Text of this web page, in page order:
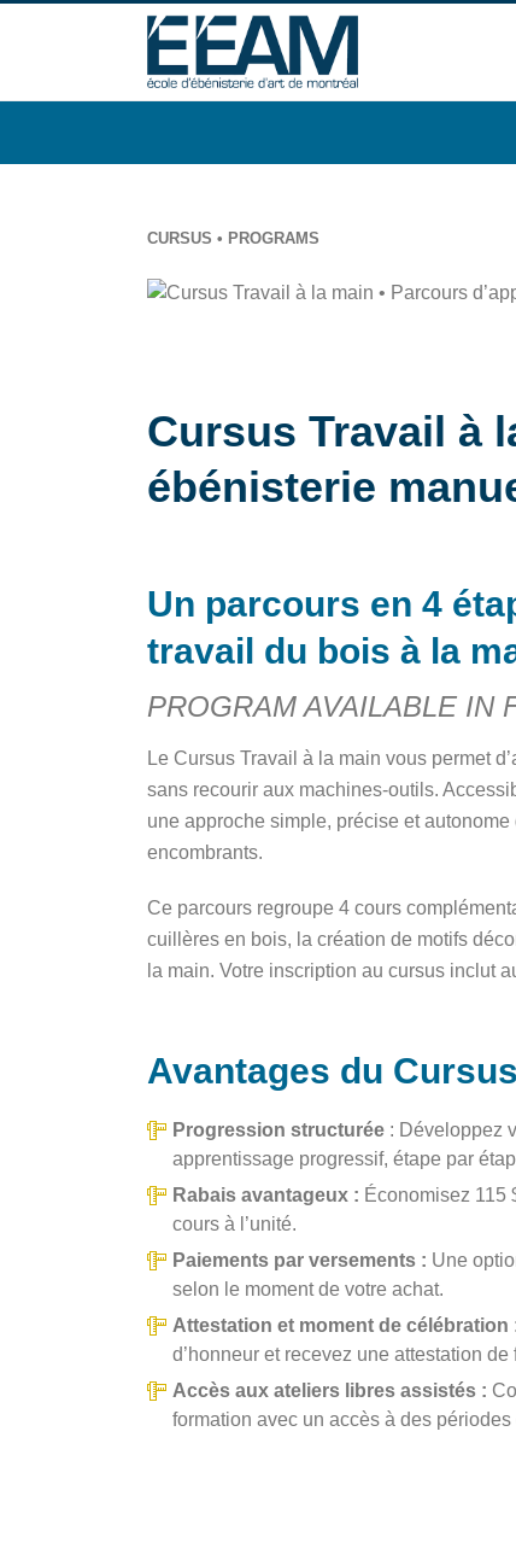
CURSUS • PROGRAMS
Cursus Travail à
ébénisterie
Un parcours en 4
travail du bois à la
PROGRAM AVAILABLE IN
Le Cursus Travail à la main vous permet
sans recourir aux machines-outils.
une approche simple, précise et
encombrants.
Ce parcours regroupe 4 cours
cuillères en bois, la création de motifs
la main. Votre inscription au cursus inclut
Avantages du
Progression structurée : Développez
apprentissage progressif, étape par
Rabais avantageux : Économisez 115
cours à l’unité.
Paiements par versements : Une
selon le moment de votre achat.
Attestation et moment de célébration
d’honneur et recevez une attestation de
Accès aux ateliers libres assistés :
formation avec un accès à des périodes